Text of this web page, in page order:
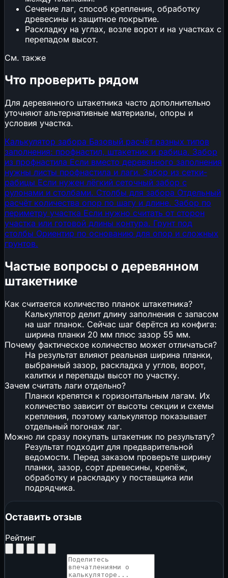
Сечение лаг, способ крепления, обработку
древесины и защитное покрытие.
Раскладку на углах, возле ворот и на участках с
перепадом высот.
См. также
Что проверить рядом
Для деревянного штакетника часто дополнительно
уточняют альтернативные материалы, опоры и
условия участка.
Калькулятор забора Базовый расчёт разных типов
заполнения: профнастил, штакетник и рабица. Забор
из профнастила Если вместо деревянного заполнения
нужны листы профнастила и лаги. Забор из сетки-
рабицы Если нужен лёгкий сеточный забор с
рулонами и столбами. Столбы для забора Отдельный
расчёт количества опор по шагу и длине. Забор по
периметру участка Если нужно считать от сторон
участка или готовой длины контура. Грунт под
столбы Ориентир по основанию для опор и сложных
грунтов.
Частые вопросы о деревянном
штакетнике
Как считается количество планок штакетника?
Калькулятор делит длину заполнения с запасом
на шаг планок. Сейчас шаг берётся из конфига:
ширина планки 20 мм плюс зазор 55 мм.
Почему фактическое количество может отличаться?
На результат влияют реальная ширина планки,
выбранный зазор, раскладка у углов, ворот,
калитки и перепады высот по участку.
Зачем считать лаги отдельно?
Планки крепятся к горизонтальным лагам. Их
количество зависит от высоты секции и схемы
крепления, поэтому калькулятор показывает
отдельный погонаж лаг.
Можно ли сразу покупать штакетник по результату?
Результат подходит для предварительной
ведомости. Перед заказом проверьте ширину
планки, зазор, сорт древесины, крепёж,
обработку и раскладку у поставщика или
подрядчика.
Оставить отзыв
Рейтинг